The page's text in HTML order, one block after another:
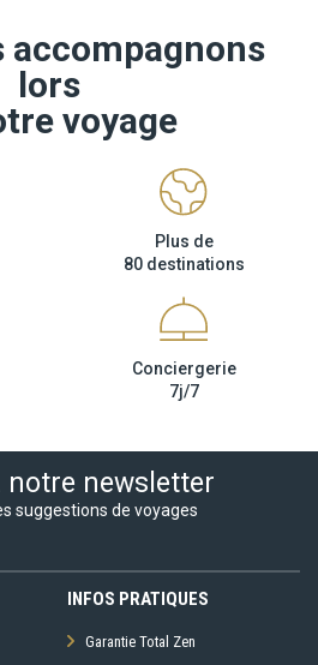
accompagnons
lors
voyage
Plus de
80 destinations
Conciergerie
7j/7
notre newsletter
suggestions de voyages
INFOS PRATIQUES
Garantie Total Zen